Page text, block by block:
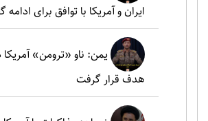
ایران و آمریکا با توافق برای
یمن: ناو «ترومن»
هدف قرار گرفت